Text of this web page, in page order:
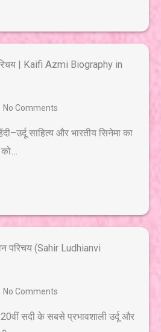
| Kaifi Azmi Biography in
No Comments
साहित्य और भारतीय सिनेमा का
को…
परिचय (Sahir Ludhianvi
No Comments
20वीं सदी के सबसे प्रभावशाली उर्दू और